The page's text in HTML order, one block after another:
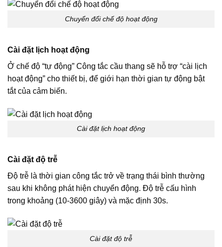
Chuyển đổi chế độ hoạt động
Cài đặt lịch hoạt động
Ở chế độ “tự động” Công tắc cầu thang sẽ hỗ trợ “cài lịch
hoạt động” cho thiết bị, để giới hạn thời gian tự động bật
tắt của cảm biến.
Cài đặt lịch hoạt động
Cài đặt độ trễ
Độ trễ là thời gian công tắc trở về trạng thái bình thường
sau khi không phát hiện chuyển động. Độ trễ cấu hình
trong khoảng (10-3600 giây) và mặc định 30s.
Cài đặt độ trễ